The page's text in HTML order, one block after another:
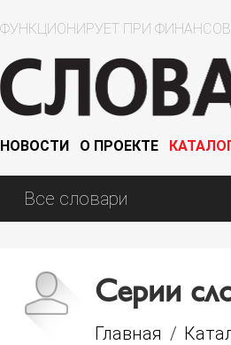
ФУНКЦИОНИРУЕТ ПРИ
НОВОСТИ О ПРОЕКТЕ
Серии
Главная /